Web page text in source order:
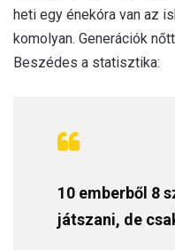
heti egy énekóra van az
komolyan. Generációk
Beszédes a statisztika:
10 emberből 8
játszani, de